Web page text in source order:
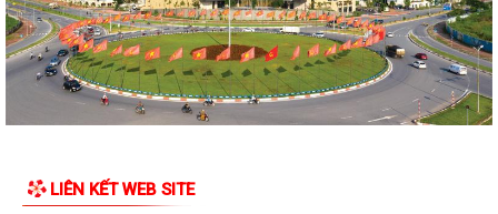
PHƯỜNG NGÔ QUYỀN TỔ CHỨC GIAO BAN TỔ DÂN PHỐ SAU SẮP XẾP,
SÁP NHẬP
HỘI ĐỒNG NHÂN DÂN PHƯỜNG NGÔ QUYỀN THÔNG BÁO KẾT QUẢ KỲ
HỌP THỨ 4, KHÓA II, NHIỆM KỲ 2026 - 2031
PHƯỜNG NGÔ QUYỀN TUYÊN TRUYỀN VẬN ĐỘNG TỔ CHỨC, CÁ NHÂN
CÓ LIÊN QUAN THUÊ NHÀ, ĐẤT LÀ TÀI SẢN...
LIÊN KẾT WEB SITE